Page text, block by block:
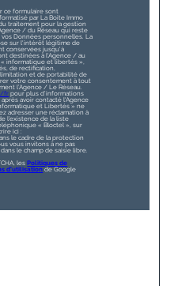
ce formulaire sont
par La Boite Immo
traitement pour la gestion
/ du Réseau qui reste
Données personnelles. La
sur l'intérêt légitime de
conservées jusqu'à
destinées à l'Agence / au
« informatique et libertés »,
de rectification,
limitation et de portabilité de
votre consentement à tout
l’Agence / Le Réseau.
fr pour plus d’informations
avoir contacté l'Agence
et Libertés » ne
adresser une réclamation à
l’existence de la liste
« Bloctel », sur
ici :
le cadre de la protection
vous invitons à ne pas
le champ de saisie libre.
les Politiques de
d'utilisation de Google